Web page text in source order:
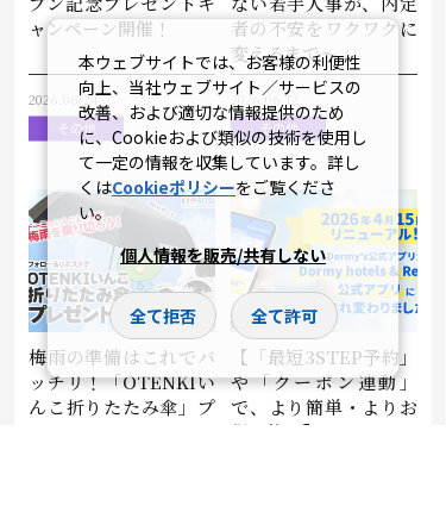
ャンペーン開催！
2026.06.24
その他
者の不安をワクワクに
変えるまで～
2026.06.12
その他
梅雨の準備はこれでバ
ッチリ！「OTENKIい
んこ折りたたみ傘」プ
【「最短3STEP予約」
や「クーポン連動」
で、より簡単・よりお
得な旅へ】
本ウェブサイトでは、お客様の利便性
向上、当社ウェブサイト／サービスの
改善、および適切な情報提供のため
に、Cookieおよび類似の技術を使用し
て一定の情報を収集しています。詳し
くはCookieポリシーをご覧くださ
い。
個人情報を販売/共有しない
全て拒否 全て許可